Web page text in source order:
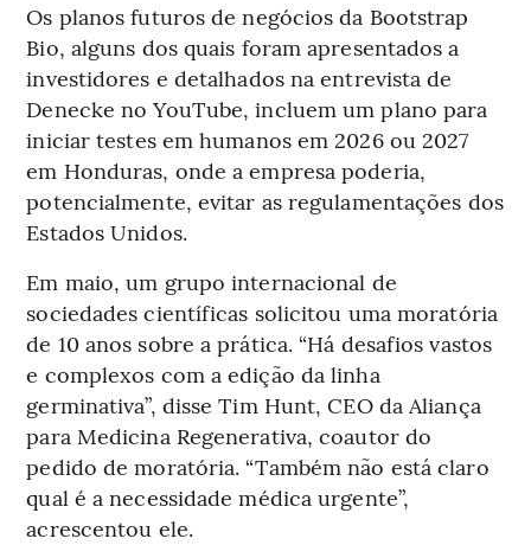
Os planos futuros de negócios da Bootstrap
Bio, alguns dos quais foram apresentados a
investidores e detalhados na entrevista de
Denecke no YouTube, incluem um plano para
iniciar testes em humanos em 2026 ou 2027
em Honduras, onde a empresa poderia,
potencialmente, evitar as regulamentações dos
Estados Unidos.
Em maio, um grupo internacional de
sociedades científicas solicitou uma moratória
de 10 anos sobre a prática. “Há desafios vastos
e complexos com a edição da linha
germinativa”, disse Tim Hunt, CEO da Aliança
para Medicina Regenerativa, coautor do
pedido de moratória. “Também não está claro
qual é a necessidade médica urgente”,
acrescentou ele.